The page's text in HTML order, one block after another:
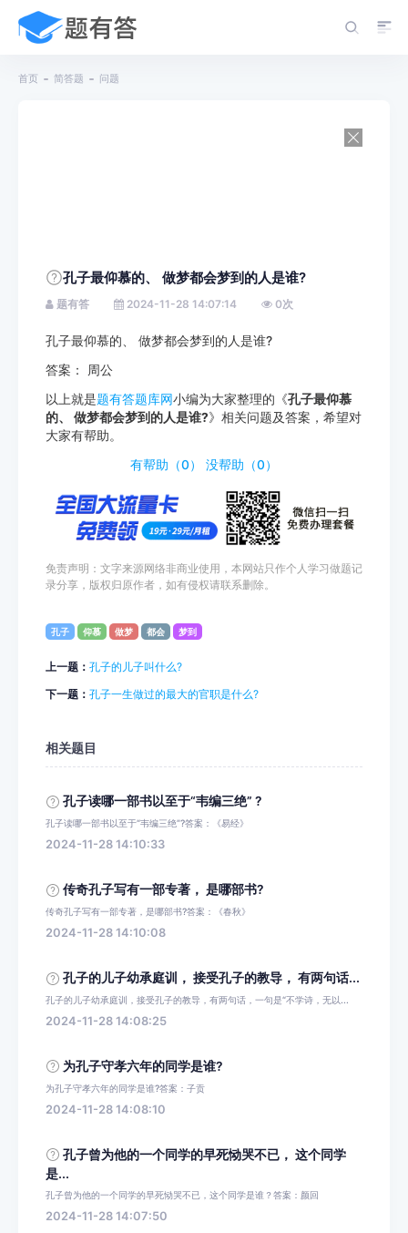
首页 简答题 问题
孔子最仰慕的、 做梦都会梦到的人是谁?
题有答 2024-11-28 14:07:14 0次
孔子最仰慕的、 做梦都会梦到的人是谁?
答案： 周公
以上就是题有答题库网小编为大家整理的《孔子最仰慕
的、 做梦都会梦到的人是谁?》相关问题及答案，希望对
大家有帮助。
有帮助（0） 没帮助（0）
免责声明：文字来源网络非商业使用，本网站只作个人学习做题记
录分享，版权归原作者，如有侵权请联系删除。
孔子 仰慕 做梦 都会 梦到
上一题： 孔子的儿子叫什么?
下一题： 孔子一生做过的最大的官职是什么?
相关题目
孔子读哪一部书以至于“韦编三绝” ?
孔子读哪一部书以至于“韦编三绝”?答案：《易经》
2024-11-28 14:10:33
传奇孔子写有一部专著， 是哪部书?
传奇孔子写有一部专著，是哪部书?答案：《春秋》
2024-11-28 14:10:08
孔子的儿子幼承庭训， 接受孔子的教导， 有两句话...
孔子的儿子幼承庭训，接受孔子的教导，有两句话，一句是“不学诗，无以...
2024-11-28 14:08:25
为孔子守孝六年的同学是谁?
为孔子守孝六年的同学是谁?答案：子贡
2024-11-28 14:08:10
孔子曾为他的一个同学的早死恸哭不已， 这个同学
是...
孔子曾为他的一个同学的早死恸哭不已，这个同学是谁？答案：颜回
2024-11-28 14:07:50